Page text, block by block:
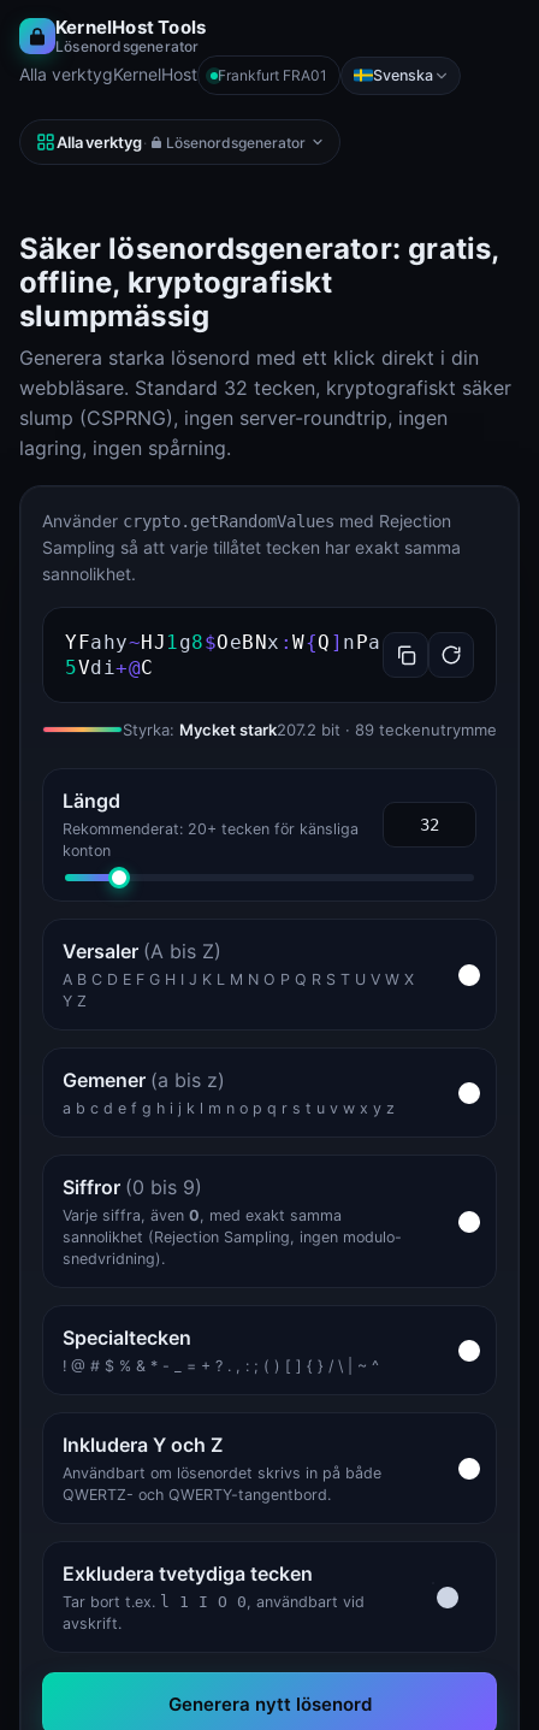
KernelHost Tools
Lösenordsgenerator
Alla verktygKernelHost Frankfurt FRA01 Svenska
Alla verktyg· Lösenordsgenerator
Säker lösenordsgenerator: gratis,
offline, kryptografiskt
slumpmässig
Generera starka lösenord med ett klick direkt i din
webbläsare. Standard 32 tecken, kryptografiskt säker
slump (CSPRNG), ingen server-roundtrip, ingen
lagring, ingen spårning.
Använder crypto.getRandomValues med Rejection
Sampling så att varje tillåtet tecken har exakt samma
sannolikhet.
YFahy~HJ 1g8$OeBNx : W{Q ] nPa
5Vdi+@C
Styrka: Mycket stark207.2 bit · 89 teckenutrymme
Längd
Rekommenderat: 20+ tecken för känsliga
konton
Versaler (A bis Z)
A B C D E F G H I J K L M N O P Q R S T U V W X
Y Z
Gemener (a bis z)
a b c d e f g h i j k l m n o p q r s t u v w x y z
Siffror (0 bis 9)
Varje siffra, även 0, med exakt samma
sannolikhet (Rejection Sampling, ingen modulo-
snedvridning).
Specialtecken
! @ # $ % & * - _ = + ? . , : ; ( ) [ ] { } / \ | ~ ^
Inkludera Y och Z
Användbart om lösenordet skrivs in på både
QWERTZ- och QWERTY-tangentbord.
Exkludera tvetydiga tecken
Tar bort t.ex. l 1 I O 0, användbart vid
avskrift.
Generera nytt lösenord